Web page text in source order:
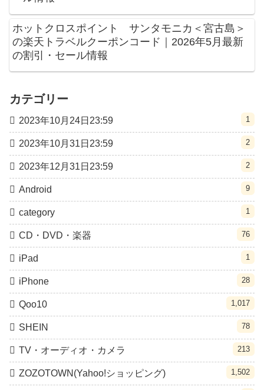
ホットクロスポイント サンタモニカ＜宮古島＞
の楽天トラベルクーポンコード｜2026年5月最新
の割引・セール情報
カテゴリー
2023年10月24日23:59 1
2023年10月31日23:59 2
2023年12月31日23:59 2
Android 9
category 1
CD・DVD・楽器 76
iPad 1
iPhone 28
Qoo10 1,017
SHEIN 78
TV・オーディオ・カメラ 213
ZOZOTOWN(Yahoo!ショッピング) 1,502